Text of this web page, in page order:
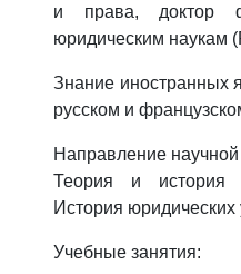
и права, доктор
юридическим наукам
Знание иностранных
русском и
Направление
Теория и история
История юридических
Учебные занятия: